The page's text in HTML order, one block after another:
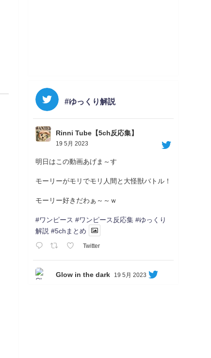
#ゆっくり解説
Rinni Tube【5ch反応集】
19 5月 2023
明日はこの動画あげま～す
モーリーがモリでモリ人間と大怪獣バトル！
モーリー好きだわぁ～～ｗ
#ワンピース #ワンピース反応集 #ゆっくり
解説 #5chまとめ
Twitter
Glow in the dark 19 5月 2023